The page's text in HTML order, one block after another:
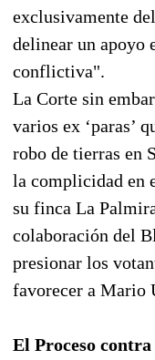
exclusivamente
delinear un apoyo
conflictiva".
La Corte sin
varios ex ‘paras’
robo de tierras en
la complicidad en
su finca La
colaboración del
presionar los
favorecer a Mario
El Proceso